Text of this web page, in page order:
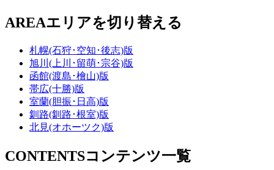
AREAエリアを切り替える
札幌(石狩･空知･後志)版
旭川(上川･留萌･宗谷)版
函館(渡島･檜山)版
帯広(十勝)版
室蘭(胆振･日高)版
釧路(釧路･根室)版
北見(オホーツク)版
CONTENTSコンテンツ一覧